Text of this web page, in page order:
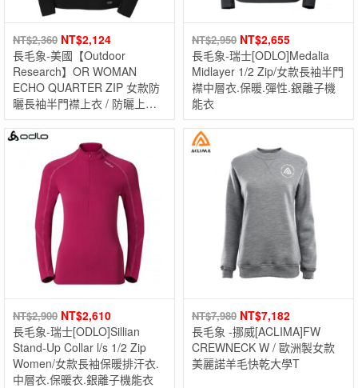
NT$2,360 NT$2,124
長毛象-美國【Outdoor
Research】OR WOMAN
ECHO QUARTER ZIP 女款防
曬長袖半門襟上衣 / 防曬上衣 /
運動服飾 / 排汗衣 /女款服飾
NT$2,950 NT$2,655
長毛象-瑞士[ODLO]Medalia
Midlayer 1/2 Zip/女款長袖半門
襟中層衣.保暖.彈性.銀離子機
能衣
NT$2,900 NT$2,610
長毛象-瑞士[ODLO]Sillian
Stand-Up Collar l/s 1/2 Zip
Women/女款長袖保暖排汗衣.
中層衣.保暖衣.銀離子機能衣
NT$7,980 NT$7,182
長毛象 -挪威[ACLIMA]FW
CREWNECK W / 歐洲製女款
美麗諾羊毛快乾大學T